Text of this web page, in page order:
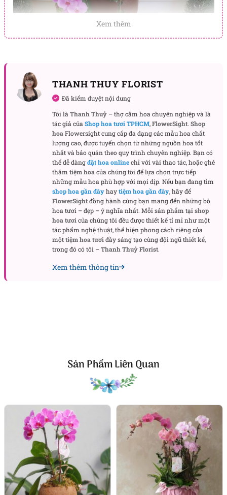
tác là cách thể hiện sự trân trọng và tinh tế. Màu
sắc trang nhã cùng kiểu dáng sang trọng giúp món
cũng như một lời chúc thăng tiến, thành công và sự
nghiệp vững bền cho người nhận.
Chậu hoa sang trọng mừng tân gia
lan điệp đạiđặt trong không gian mới
chính là lời chúc phúc đầy ý nghĩa. Sự hiện diện của
hoa lan mang lại cảm giác ấm cúng và sinh khí cho
ngôi nhà. Đây cũng là món quà thể hiện sự quan
tâm sâu sắc và chúc gia chủ có khởi đầu thuận lợi.
Moon Wink – Gửi lời chúc khai trương may mắn
Khi khai trương cửa hàng hoặc công ty, Moon Wink
sẽ trở thành tâm điểm thu hút ánh nhìn. Màu trắng
Không chỉ là vật trang trí, Moon Wink còn mang
nhiều giá trị tinh thần. Từng cánh hoa như thay lời
chúc hạnh phúc, an yên đến người nhận. Chính sự
tinh tế trong thiết kế và ý nghĩa biểu tượng đã khiến
chậu hoa này trở thành lựa chọn hàng đầu cho các
dịp đặc biệt.
Kết bài
Moon Wink là minh chứng cho sự kết hợp hài hòa
giữa nghệ thuật cắm hoa và ý nghĩa nhân văn. Dù
đặt ở bàn làm việc, phòng khách hay trao tặng trong
Xem thêm
THANH THUY FLORIST
Đã kiểm duyệt nội dung
Tôi là Thanh Thuỷ – thợ cắm hoa chuyên nghiệp và là
tác giả của Shop hoa tươi TPHCM,FlowerSight. Shop
hoa Flowersight cung cấp đa dạng các mẫu hoa chất
lượng cao, được tuyển chọn từ những nguồn hoa tốt
nhất và bảo quản theo quy trình chuyên nghiệp. Bạn có
thể dễ dàngđặt hoa onlinechỉ với vài thao tác, hoặc ghé
thăm tiệm hoa của chúng tôi để lựa chọn trực tiếp
những mẫu hoa phù hợp với mọi dịp. Nếu bạn đang tìm
shop hoa gần đâyhaytiệm hoa gần đây, hãy để
FlowerSightđồng hành cùng bạn mang đến những bó
hoa tươi – đẹp – ý nghĩa nhất. Mỗi sản phẩm tại shop
hoa tươi của chúng tôi đều được thiết kế tỉ mỉ như một
tác phẩm nghệ thuật, thể hiện phong cách riêng của
mộttiệm hoa tươi đầy sáng tạo cùng đội ngũ thiết kế,
trong đó có tôi –Thanh Thuỷ Florist.
Xem thêm thông tin
Sản Phẩm Liên Quan